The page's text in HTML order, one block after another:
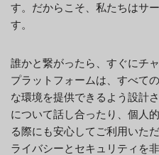
す。だからこそ、私たちはサ
す。
誰かと繋がったら、すぐにチ
プラットフォームは、すべて
な環境を提供できるよう設計
について話し合ったり、個人
る際にも安心してご利用いた
ライバシーとセキュリティを